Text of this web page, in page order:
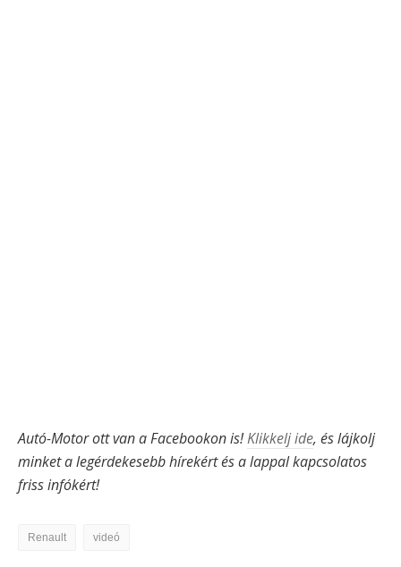
Autó-Motor ott van a Facebookon is!Klikkelj ide, és lájkolj
minket a legérdekesebb hírekért és a lappal kapcsolatos
friss infókért!
Renault videó